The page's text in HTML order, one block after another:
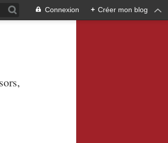
Connexion + Créer mon blog